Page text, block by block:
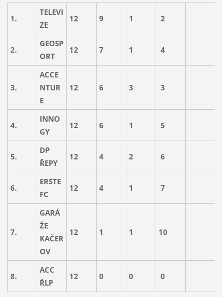
1.
TELEVI
ZE
12 9 1 2
2.
GEOSP
ORT
12 7 1 4
3.
ACCE
NTUR
E
12 6 3 3
4.
INNO
GY
12 6 1 5
5.
DP
ŘEPY
12 4 2 6
6.
ERSTE
FC
12 4 1 7
7.
GARÁ
ŽE
KAČER
OV
12 1 1 10
8.
ACC
ŘLP
12 0 0 0